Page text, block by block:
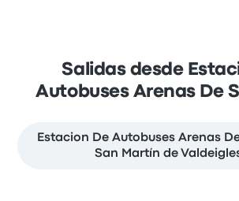
Salidas desde
Autobuses Arenas De
Estacion De Autobuses Arenas
San Martín de